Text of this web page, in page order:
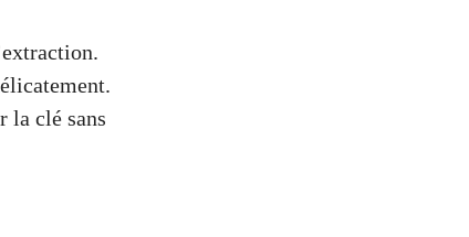
la clé sans